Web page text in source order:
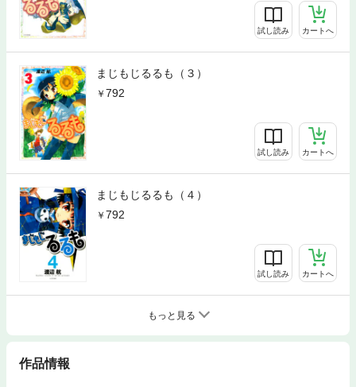
試し読み カートへ
まじもじるるも（３）
792
試し読み カートへ
まじもじるるも（４）
792
試し読み カートへ
もっと見る
作品情報